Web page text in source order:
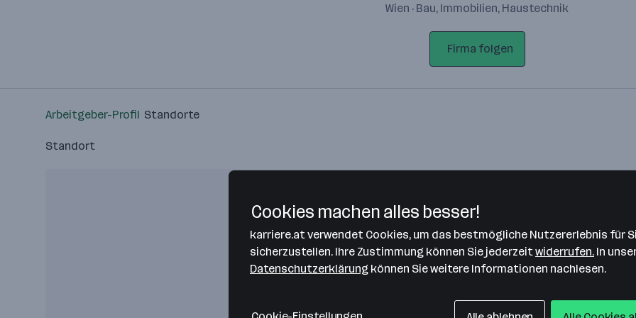
Wien · Bau, Immobilien, Haustechnik
Firma folgen
Arbeitgeber-Profil Standorte
Standort
Bitte stimme unseren Cookie-
Richtlinien zu, um diese Karte
anzuzeigen.
Zustimmung geben
Cookies machen alles besser!
karriere.at verwendet Cookies, um das bestmögliche Nutzererlebnis für
sicherzustellen. Ihre Zustimmung können Sie jederzeit widerrufen. In
Datenschutzerklärung können Sie weitere Informationen nachlesen.